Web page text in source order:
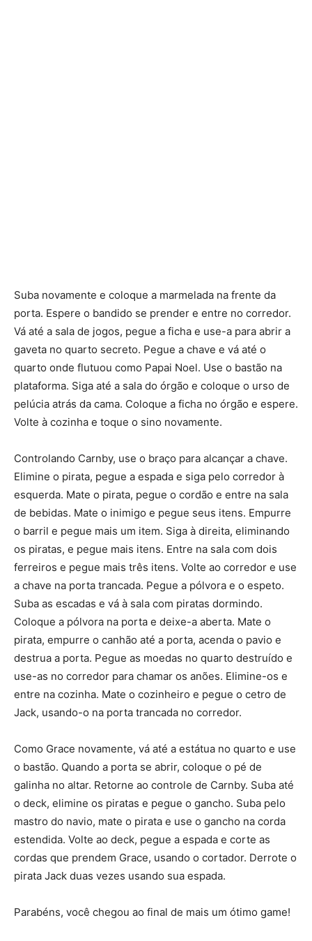
Suba novamente e coloque a marmelada na frente da
porta. Espere o bandido se prender e entre no corredor.
Vá até a sala de jogos, pegue a ficha e use-a para abrir a
gaveta no quarto secreto. Pegue a chave e vá até o
quarto onde flutuou como Papai Noel. Use o bastão na
plataforma. Siga até a sala do órgão e coloque o urso de
pelúcia atrás da cama. Coloque a ficha no órgão e espere.
Volte à cozinha e toque o sino novamente.
Controlando Carnby, use o braço para alcançar a chave.
Elimine o pirata, pegue a espada e siga pelo corredor à
esquerda. Mate o pirata, pegue o cordão e entre na sala
de bebidas. Mate o inimigo e pegue seus itens. Empurre
o barril e pegue mais um item. Siga à direita, eliminando
os piratas, e pegue mais itens. Entre na sala com dois
ferreiros e pegue mais três itens. Volte ao corredor e use
a chave na porta trancada. Pegue a pólvora e o espeto.
Suba as escadas e vá à sala com piratas dormindo.
Coloque a pólvora na porta e deixe-a aberta. Mate o
pirata, empurre o canhão até a porta, acenda o pavio e
destrua a porta. Pegue as moedas no quarto destruído e
use-as no corredor para chamar os anões. Elimine-os e
entre na cozinha. Mate o cozinheiro e pegue o cetro de
Jack, usando-o na porta trancada no corredor.
Como Grace novamente, vá até a estátua no quarto e use
o bastão. Quando a porta se abrir, coloque o pé de
galinha no altar. Retorne ao controle de Carnby. Suba até
o deck, elimine os piratas e pegue o gancho. Suba pelo
mastro do navio, mate o pirata e use o gancho na corda
estendida. Volte ao deck, pegue a espada e corte as
cordas que prendem Grace, usando o cortador. Derrote o
pirata Jack duas vezes usando sua espada.
Parabéns, você chegou ao final de mais um ótimo game!